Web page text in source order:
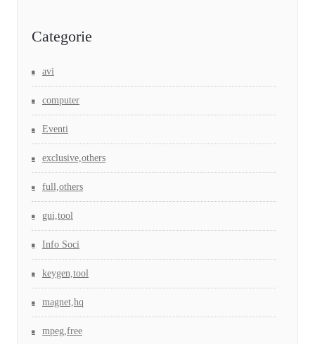
Categorie
avi
computer
Eventi
exclusive,others
full,others
gui,tool
Info Soci
keygen,tool
magnet,hq
mpeg,free